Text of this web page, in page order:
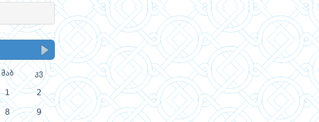
შაბ კვ
1 2
8 9